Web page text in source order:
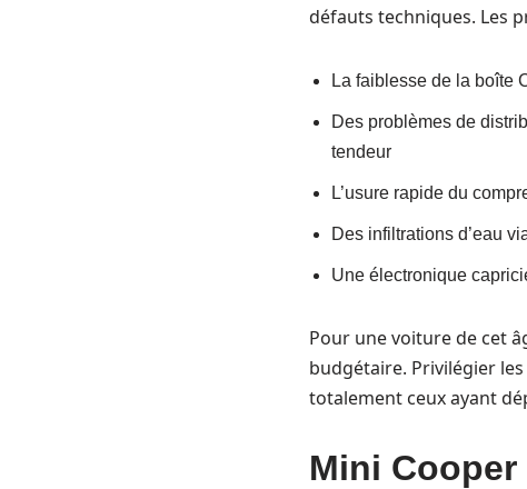
défauts techniques. Les
La faiblesse de la boîte
Des problèmes de
tendeur
L’usure rapide du
Des infiltrations d’eau
Une électronique
Pour une voiture de cet
budgétaire. Privilégier
totalement ceux ayant
Mini Cooper